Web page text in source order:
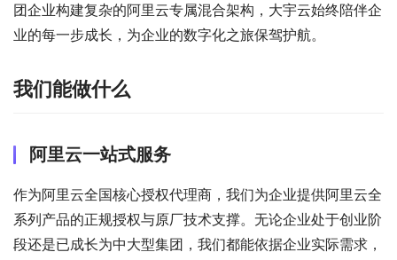
团企业构建复杂的阿里云专属混合架构，大宇云始终陪伴企
业的每一步成长，为企业的数字化之旅保驾护航。
我们能做什么
阿里云一站式服务
作为阿里云全国核心授权代理商，我们为企业提供阿里云全
系列产品的正规授权与原厂技术支撑。无论企业处于创业阶
段还是已成长为中大型集团，我们都能依据企业实际需求，